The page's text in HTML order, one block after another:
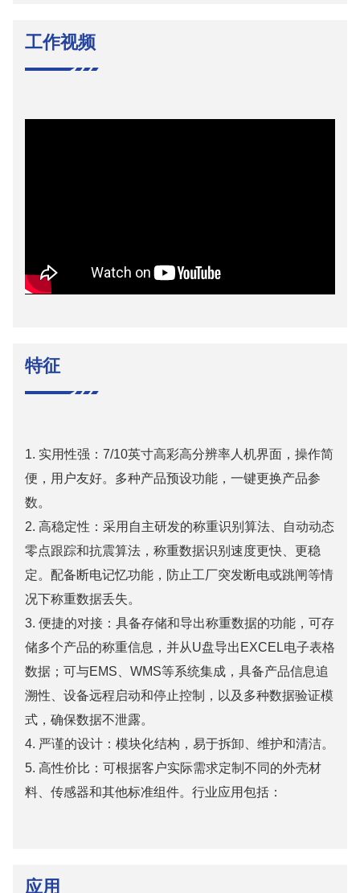
工作视频
特征
1. 实用性强：7/10英寸高彩高分辨率人机界面，操作简
便，用户友好。多种产品预设功能，一键更换产品参
数。
2. 高稳定性：采用自主研发的称重识别算法、自动动态
零点跟踪和抗震算法，称重数据识别速度更快、更稳
定。配备断电记忆功能，防止工厂突发断电或跳闸等情
况下称重数据丢失。
3. 便捷的对接：具备存储和导出称重数据的功能，可存
储多个产品的称重信息，并从U盘导出EXCEL电子表格
数据；可与EMS、WMS等系统集成，具备产品信息追
溯性、设备远程启动和停止控制，以及多种数据验证模
式，确保数据不泄露。
4. 严谨的设计：模块化结构，易于拆卸、维护和清洁。
5. 高性价比：可根据客户实际需求定制不同的外壳材
料、传感器和其他标准组件。行业应用包括：
应用